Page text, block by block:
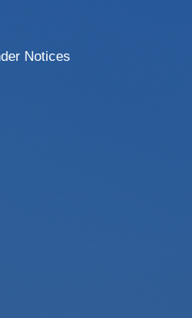
Notices